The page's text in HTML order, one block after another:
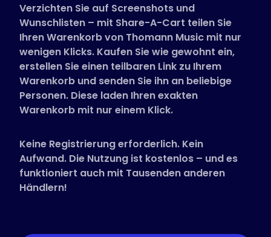
Deutsch (German)
Verzichten Sie auf Screenshots und
Wunschlisten – mit Share-A-Cart teilen Sie
Ihren Warenkorb von Thomann Music mit nur
wenigen Klicks. Kaufen Sie wie gewohnt ein,
erstellen Sie einen teilbaren Link zu Ihrem
Warenkorb und senden Sie ihn an beliebige
Personen. Diese laden Ihren exakten
Warenkorb mit nur einem Klick.
Keine Registrierung erforderlich. Kein
Aufwand. Die Nutzung ist kostenlos – und es
funktioniert auch mit Tausenden anderen
Händlern!